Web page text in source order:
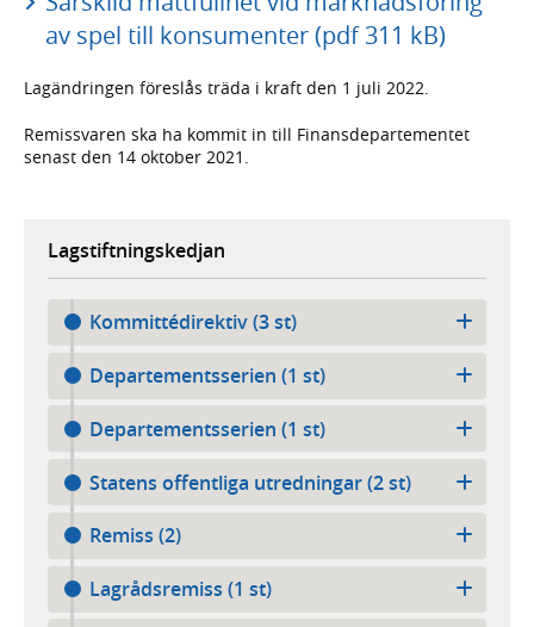
av spel till konsumenter (pdf 311 kB)
Lagändringen föreslås träda i kraft den 1 juli 2022.
Remissvaren ska ha kommit in till Finansdepartementet
senast den 14 oktober 2021.
Lagstiftningskedjan
Kommittédirektiv (3 st)
Departementsserien (1 st)
Departementsserien (1 st)
Statens offentliga utredningar (2 st)
Remiss (2)
Lagrådsremiss (1 st)